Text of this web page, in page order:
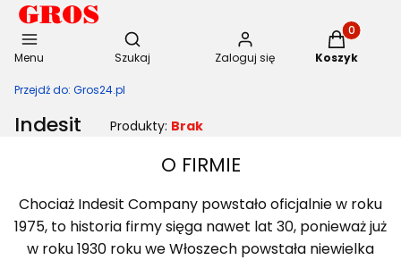
Menu
Otwórz wyszukiwarkę
Szukaj Zaloguj się
Produkty
Koszyk
Przejdź do: Gros24.pl
Indesit Produkty: Brak
O FIRMIE
Chociaż Indesit Company powstało oficjalnie w roku
1975, to historia firmy sięga nawet lat 30, ponieważ już
w roku 1930 roku we Włoszech powstała niewielka